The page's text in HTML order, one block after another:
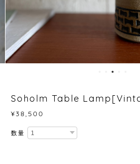
Soholm Table
¥38,500
数量